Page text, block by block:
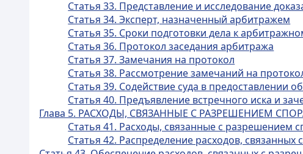
Статья 33. Представление и исследование
Статья 34. Эксперт, назначенный арбитражем
Статья 35. Сроки подготовки дела к
Статья 36. Протокол заседания арбитража
Статья 37. Замечания на протокол
Статья 38. Рассмотрение замечаний на
Статья 39. Содействие суда в предоставлении
Статья 40. Предъявление встречного иска и
Глава 5. РАСХОДЫ, СВЯЗАННЫЕ С РАЗРЕШЕНИЕМ
Статья 41. Расходы, связанные с разрешением
Статья 42. Распределение расходов,